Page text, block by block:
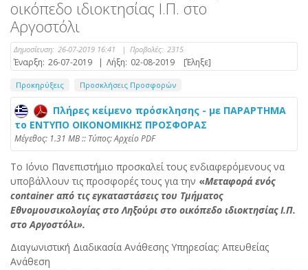
οικόπεδο ιδιοκτησίας Ι.Π. στο
Αργοστόλι
Δημοσίευση: 26-07-2019 16:41 | Προβολές: 2315
Έναρξη: 26-07-2019 | Λήξη: 02-08-2019 [Έληξε]
Προκηρύξεις Προσκλήσεις Προσφορών
Πλήρες κείμενο πρόσκλησης - με ΠΑΡΑΡΤΗΜΑ
το ΕΝΤΥΠΟ ΟΙΚΟΝΟΜΙΚΗΣ ΠΡΟΣΦΟΡΑΣ
Mέγεθος: 1.31 MB :: Τύπος: Αρχείο PDF
Το Ιόνιο Πανεπιστήμιο προσκαλεί τους ενδιαφερόμενους να
υποβάλλουν τις προσφορές τους για την «Μεταφορά ενός
container από τις εγκαταστάσεις του Τμήματος
Εθνομουσικολογίας στο Ληξούρι στο οικόπεδο ιδιοκτησίας Ι.Π.
στο Αργοστόλι».
Διαγωνιστική Διαδικασία Ανάθεσης Υπηρεσίας: Απευθείας
Ανάθεση